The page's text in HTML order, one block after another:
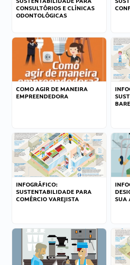
CONSULTÓRIOS E CLÍNICAS
ODONTOLÓGICAS
COMO AGIR DE MANEIRA
EMPREENDEDORA
INFOGRÁFICO:
SUSTENTABILIDADE PARA
COMÉRCIO VAREJISTA
SUA